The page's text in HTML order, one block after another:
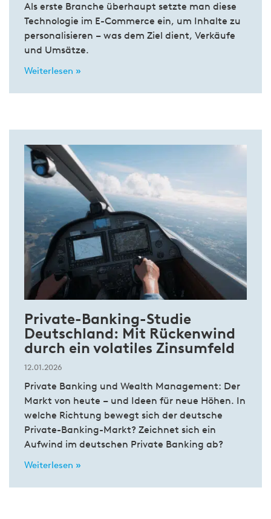
Als erste Branche überhaupt setzte man diese
Technologie im E-Commerce ein, um Inhalte zu
personalisieren – was dem Ziel dient, Verkäufe
und Umsätze.
Weiterlesen »
Private-Banking-Studie
Deutschland: Mit Rückenwind
durch ein volatiles Zinsumfeld
12.01.2026
Private Banking und Wealth Management: Der
Markt von heute – und Ideen für neue Höhen. In
welche Richtung bewegt sich der deutsche
Private-Banking-Markt? Zeichnet sich ein
Aufwind im deutschen Private Banking ab?
Weiterlesen »